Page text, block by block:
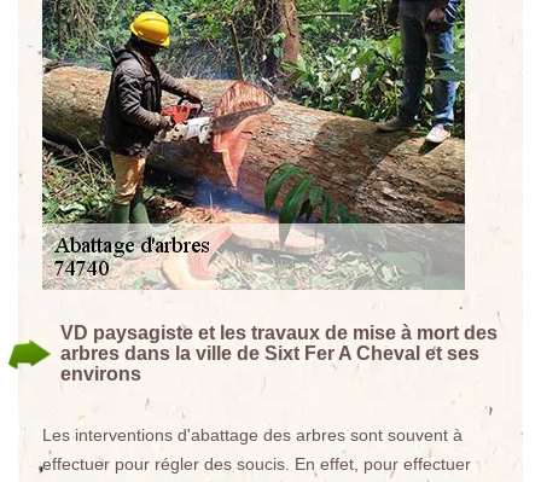
VD paysagiste et les travaux de mise à mort des
arbres dans la ville de Sixt Fer A Cheval et ses
environs
Les interventions d'abattage des arbres sont souvent à
effectuer pour régler des soucis. En effet, pour effectuer